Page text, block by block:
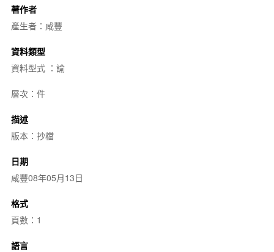
著作者
產生者：咸豐
資料類型
資料型式 ：諭
層次：件
描述
版本：抄檔
日期
咸豐08年05月13日
格式
頁數：1
語言